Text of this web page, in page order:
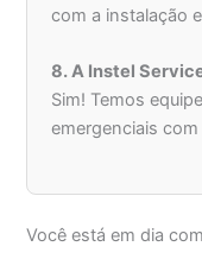
com a instalação
8. A Instel
Sim! Temos
emergenciais
Você está em dia